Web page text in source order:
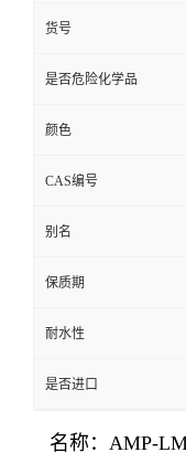
货号
是否危险化学品
颜色
CAS编号
别名
保质期
耐水性
是否进口
名称：AMP-